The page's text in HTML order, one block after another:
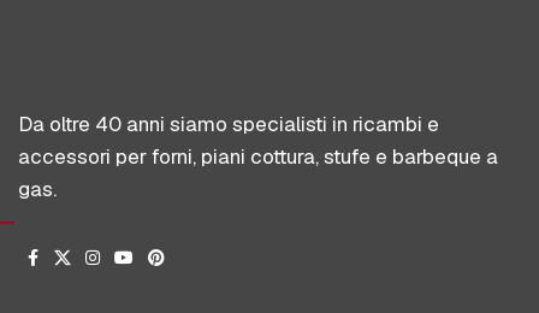
Da oltre 40 anni siamo specialisti in ricambi e
accessori per forni, piani cottura, stufe e barbeque a
gas.